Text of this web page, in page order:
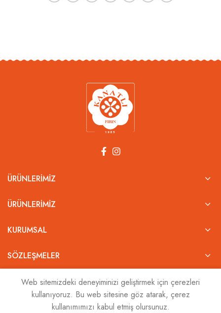
ÜRÜNLERIMIZ
ÜRÜNLERIMIZ
KURUMSAL
SÖZLEŞMELER
BIZ KIMIZ?
Web sitemizdeki deneyiminizi geliştirmek için çerezleri
kullanıyoruz. Bu web sitesine göz atarak, çerez
kullanımımızı kabul etmiş olursunuz.